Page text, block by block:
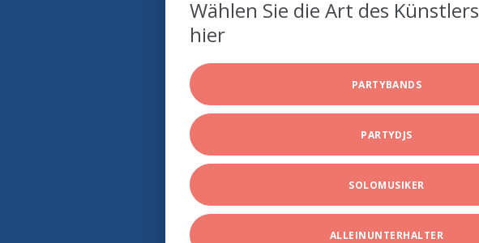
Wählen Sie die Art des Künstlers
hier
PARTYBANDS
PARTYDJS
SOLOMUSIKER
ALLEINUNTERHALTER